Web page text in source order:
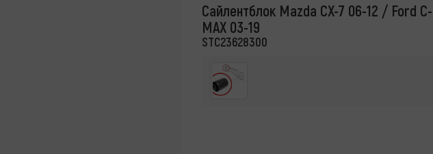
Сайлентблок Mazda CX-7 06-12 / Ford C-
MAX 03-19
STC23628300